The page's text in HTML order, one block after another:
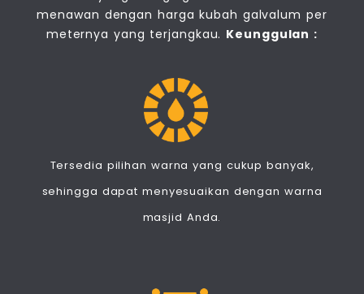
menawan dengan harga kubah galvalum per
meternya yang terjangkau. Keunggulan :
Tersedia pilihan warna yang cukup banyak,
sehingga dapat menyesuaikan dengan warna
masjid Anda.